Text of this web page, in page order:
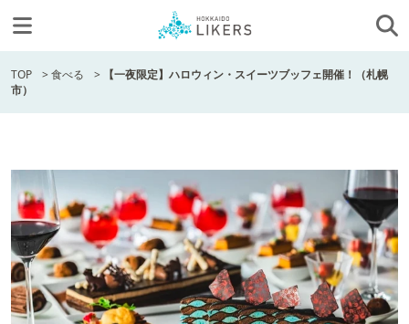
TOP >食べる > 【一夜限定】ハロウィン・スイーツブッフェ開催！（札幌
市）